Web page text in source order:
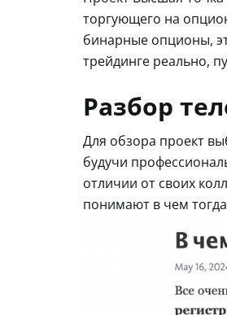
торгующего на
бинарные опционы,
трейдинге реально,
Разбор
Для обзора проект
будучи
отличии от своих
понимают в чем